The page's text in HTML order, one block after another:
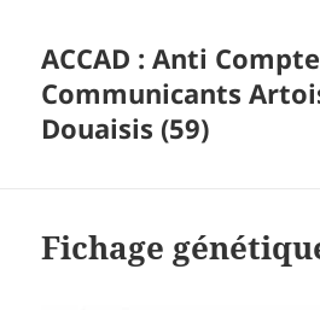
ACCAD : Anti
Communicants
Douaisis (59)
Fichage